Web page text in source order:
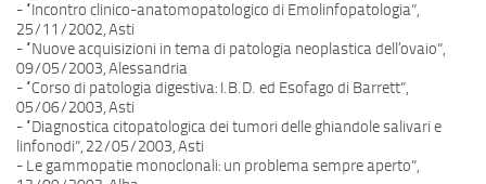
- “Incontro clinico-anatomopatologico di Emolinfopatologia”,
25/11/2002, Asti
- “Nuove acquisizioni in tema di patologia neoplastica dell’ovaio”,
09/05/2003, Alessandria
- “Corso di patologia digestiva: I.B.D. ed Esofago di Barrett”,
05/06/2003, Asti
- “Diagnostica citopatologica dei tumori delle ghiandole salivari e
linfonodi”, 22/05/2003, Asti
- Le gammopatie monoclonali: un problema sempre aperto”,